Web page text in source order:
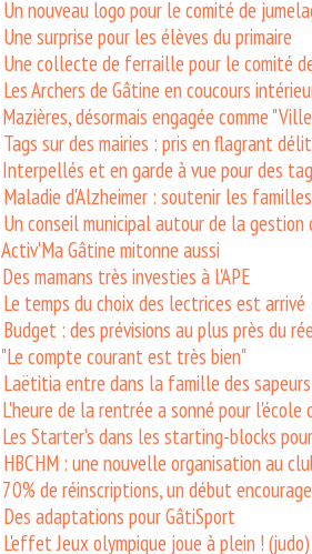
Un nouveau logo pour le comité de
Une surprise pour les élèves du primaire
Une collecte de ferraille pour le comité
Les Archers de Gâtine en coucours
Mazières, désormais engagée comme
Tags sur des mairies : pris en flagrant délit
Interpellés et en garde à vue pour des
Maladie d'Alzheimer : soutenir les
Un conseil municipal autour de la gestion
Activ'Ma Gâtine mitonne aussi
Des mamans très investies à l'APE
Le temps du choix des lectrices est arrivé
Budget : des prévisions au plus près du
"Le compte courant est très bien"
Laëtitia entre dans la famille des
L'heure de la rentrée a sonné pour l'école
Les Starter's dans les starting-blocks
HBCHM : une nouvelle organisation au
70% de réinscriptions, un début
Des adaptations pour GâtiSport
L'effet Jeux olympique joue à plein ! (judo)